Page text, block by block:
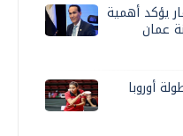
يؤكد أهمية
عمان
أوروبا